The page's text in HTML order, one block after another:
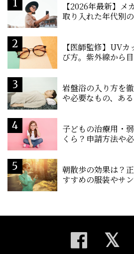
【2026年最新】メ
取り入れた年代別
【医師監修】UV
び方。紫外線から
岩盤浴の入り方を
や必要なもの、あ
子どもの治療用・
くら？申請方法や
朝散歩の効果は？
すすめの服装やサ